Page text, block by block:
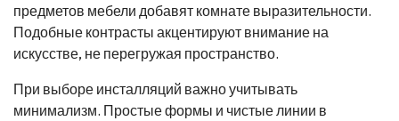
предметов мебели добавят комнате выразительности.
Подобные контрасты акцентируют внимание на
искусстве, не перегружая пространство.
При выборе инсталляций важно учитывать
минимализм. Простые формы и чистые линии в